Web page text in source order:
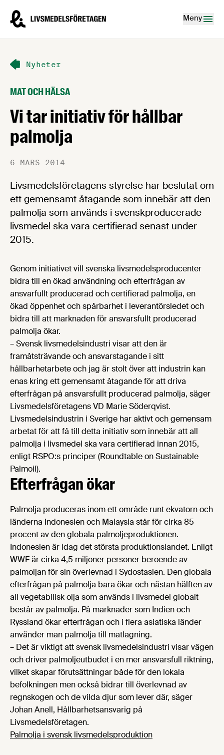
Livsmedelsföretagen – till startsidan
Meny
Nyheter
MAT OCH HÄLSA
Vi tar initiativ för hållbar
palmolja
6 MARS 2014
Livsmedelsföretagens styrelse har beslutat om
ett gemensamt åtagande som innebär att den
palmolja som används i svenskproducerade
livsmedel ska vara certifierad senast under
2015.
Genom initiativet vill svenska livsmedelsproducenter
bidra till en ökad användning och efterfrågan av
ansvarfullt producerad och certifierad palmolja, en
ökad öppenhet och spårbarhet i leverantörsledet och
bidra till att marknaden för ansvarsfullt producerad
palmolja ökar.
– Svensk livsmedelsindustri visar att den är
framåtsträvande och ansvarstagande i sitt
hållbarhetarbete och jag är stolt över att industrin kan
enas kring ett gemensamt åtagande för att driva
efterfrågan på ansvarsfullt producerad palmolja, säger
Livsmedelsföretagens VD Marie Söderqvist.
Livsmedelsindustrin i Sverige har aktivt och gemensam
arbetat för att få till detta initiativ som innebär att all
palmolja i livsmedel ska vara certifierad innan 2015,
enligt RSPO:s principer (Roundtable on Sustainable
Palmoil).
Efterfrågan ökar
Palmolja produceras inom ett område runt ekvatorn och
länderna Indonesien och Malaysia står för cirka 85
procent av den globala palmoljeproduktionen.
Indonesien är idag det största produktionslandet. Enligt
WWF är cirka 4,5 miljoner personer beroende av
palmoljan för sin överlevnad i Sydostasien. Den globala
efterfrågan på palmolja bara ökar och nästan hälften av
all vegetabilisk olja som används i livsmedel globalt
består av palmolja. På marknader som Indien och
Ryssland ökar efterfrågan och i flera asiatiska länder
använder man palmolja till matlagning.
– Det är viktigt att svensk livsmedelsindustri visar vägen
och driver palmoljeutbudet i en mer ansvarsfull riktning,
vilket skapar förutsättningar både för den lokala
befolkningen men också bidrar till överlevnad av
regnskogen och de vilda djur som lever där, säger
Johan Anell, Hållbarhetsansvarig på
Livsmedelsföretagen.
Palmolja i svensk livsmedelsproduktion